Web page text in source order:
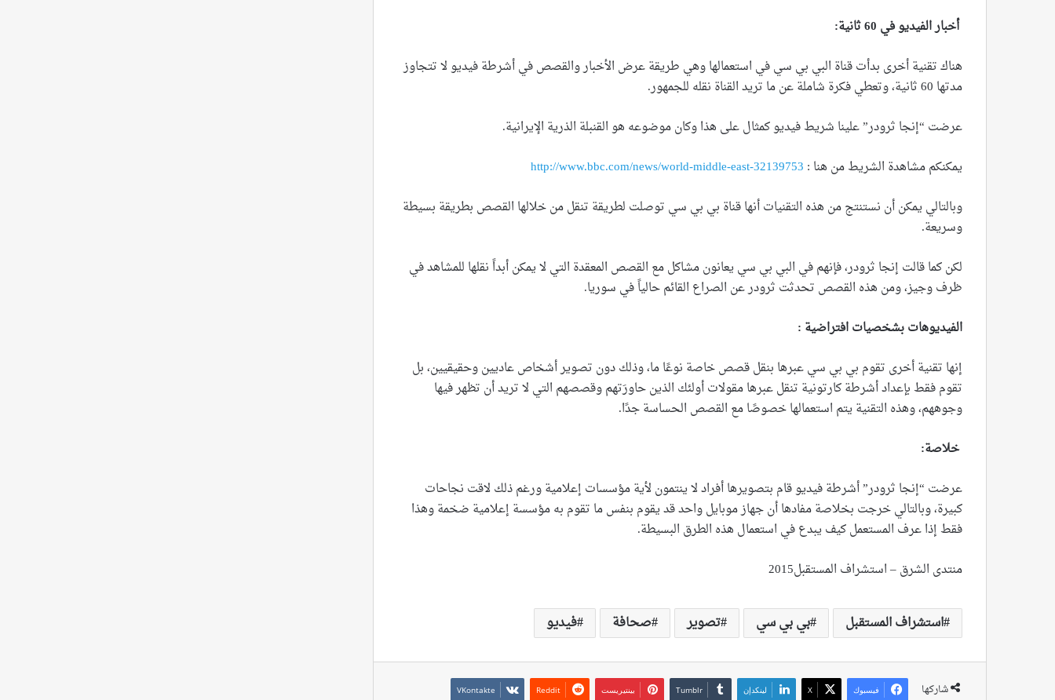
أخبار الفيديو في 60 ثانية:
هناك تقنية أخرى بدأت قناة البي بي سي في استعمالها وهي طريقة عرض الأخبار والقصص في أشرطة فيديو لا تتجاوز
مدتها 60 ثانية، وتعطي فكرة شاملة عن ما تريد القناة نقله للجمهور.
عرضت “إنجا ثرودر” علينا شريط فيديو كمثال على هذا وكان موضوعه هو القنبلة الذرية الإيرانية.
يمكنكم مشاهدة الشريط من هنا : http://www.bbc.com/news/world-middle-east-32139753
وبالتالي يمكن أن نستنتج من هذه التقنيات أنها قناة بي بي سي توصلت لطريقة تنقل من خلالها القصص بطريقة بسيطة
وسريعة.
لكن كما قالت إنجا ثرودر، فإنهم في البي بي سي يعانون مشاكل مع القصص المعقدة التي لا يمكن أبداً نقلها للمشاهد في
ظرف وجيز، ومن هذه القصص تحدثت ثرودر عن الصراع القائم حالياً في سوريا.
الفيديوهات بشخصيات افتراضية :
إنها تقنية أخرى تقوم بي بي سي عبرها بنقل قصص خاصة نوعًا ما، وذلك دون تصوير أشخاص عاديين وحقيقيين، بل
تقوم فقط بإعداد أشرطة كارتونية تنقل عبرها مقولات أولئك الذين حاورَتهم وقصصهم التي لا تريد أن تظهر فيها
وجوههم، وهذه التقنية يتم استعمالها خصوصًا مع القصص الحساسة جدًا.
خلاصة:
عرضت “إنجا ثرودر” أشرطة فيديو قام بتصويرها أفراد لا ينتمون لأية مؤسسات إعلامية ورغم ذلك لاقت نجاحات
كبيرة، وبالتالي خرجت بخلاصة مفادها أن جهاز موبايل واحد قد يقوم بنفس ما تقوم به مؤسسة إعلامية ضخمة وهذا
فقط إذا عرف المستعمل كيف يبدع في استعمال هذه الطرق البسيطة.
منتدى الشرق – استشراف المستقبل2015
استشراف المستقبل بي بي سي تصوير صحافة فيديو
شاركها فيسبوك ‫X لينكدإن بينتيريست